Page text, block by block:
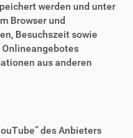
werden und unter
Browser und
Besuchszeit sowie
Onlineangebotes
aus anderen
des Anbieters